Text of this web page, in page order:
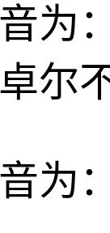
为
尔
为